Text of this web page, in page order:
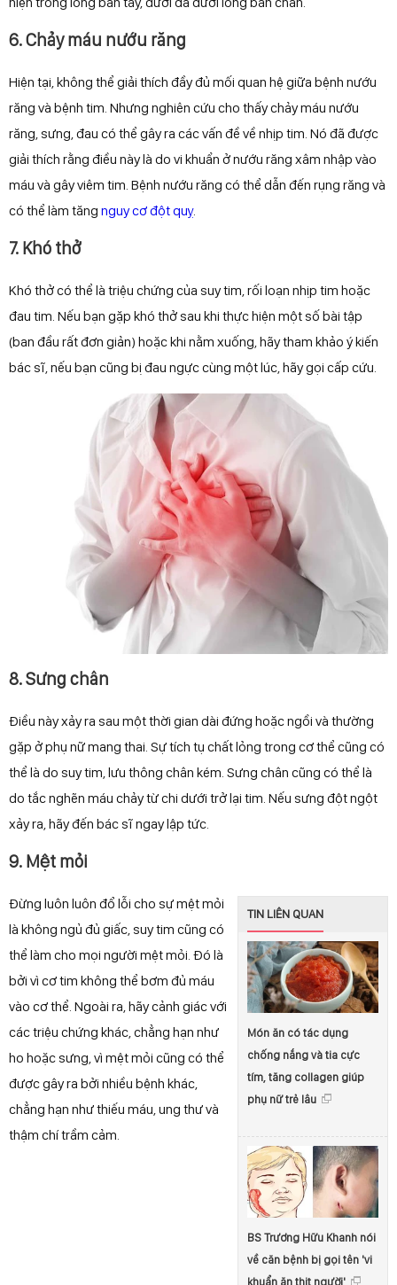
6. Chảy máu nướu răng
Hiện tại, không thể giải thích đầy đủ mối quan hệ giữa bệnh nướu
răng và bệnh tim. Nhưng nghiên cứu cho thấy chảy máu nướu
răng, sưng, đau có thể gây ra các vấn đề về nhịp tim. Nó đã được
giải thích rằng điều này là do vi khuẩn ở nướu răng xâm nhập vào
máu và gây viêm tim. Bệnh nướu răng có thể dẫn đến rụng răng và
có thể làm tăng nguy cơ đột quỵ.
7. Khó thở
Khó thở có thể là triệu chứng của suy tim, rối loạn nhịp tim hoặc
đau tim. Nếu bạn gặp khó thở sau khi thực hiện một số bài tập
(ban đầu rất đơn giản) hoặc khi nằm xuống, hãy tham khảo ý kiến
bác sĩ, nếu bạn cũng bị đau ngực cùng một lúc, hãy gọi cấp cứu.
8. Sưng chân
Điều này xảy ra sau một thời gian dài đứng hoặc ngồi và thường
gặp ở phụ nữ mang thai. Sự tích tụ chất lỏng trong cơ thể cũng có
thể là do suy tim, lưu thông chân kém. Sưng chân cũng có thể là
do tắc nghẽn máu chảy từ chi dưới trở lại tim. Nếu sưng đột ngột
xảy ra, hãy đến bác sĩ ngay lập tức.
9. Mệt mỏi
TIN LIÊN QUAN
Món ăn có tác dụng
chống nắng và tia cực
tím, tăng collagen giúp
phụ nữ trẻ lâu
BS Trương Hữu Khanh nói
về căn bệnh bị gọi tên 'vi
khuẩn ăn thịt người'
Đừng luôn luôn đổ lỗi cho sự mệt mỏi
là không ngủ đủ giấc, suy tim cũng có
thể làm cho mọi người mệt mỏi. Đó là
bởi vì cơ tim không thể bơm đủ máu
vào cơ thể. Ngoài ra, hãy cảnh giác với
các triệu chứng khác, chẳng hạn như
ho hoặc sưng, vì mệt mỏi cũng có thể
được gây ra bởi nhiều bệnh khác,
chẳng hạn như thiếu máu, ung thư và
thậm chí trầm cảm.